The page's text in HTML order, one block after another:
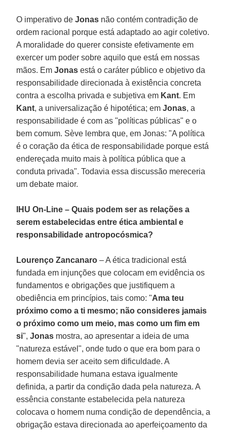
O imperativo deJonas não contém contradição de
ordem racional porque está adaptado ao agir coletivo.
A moralidade do querer consiste efetivamente em
exercer um poder sobre aquilo que está em nossas
mãos. EmJonasestá o caráter público e objetivo da
responsabilidade direcionada à existência concreta
contra a escolha privada e subjetiva em Kant. Em
Kant, a universalização é hipotética; emJonas, a
responsabilidade é com as "políticas públicas" e o
bem comum. Sève lembra que, em Jonas: "A política
é o coração da ética de responsabilidade porque está
endereçada muito mais à política pública que a
conduta privada". Todavia essa discussão mereceria
um debate maior.
IHU On-Line – Quais podem ser as relações a
serem estabelecidas entre ética ambiental e
responsabilidade antropocósmica?
Lourenço Zancanaro– A ética tradicional está
fundada em injunções que colocam em evidência os
fundamentos e obrigações que justifiquem a
obediência em princípios, tais como: "Ama teu
próximo como a ti mesmo; não consideres jamais
o próximo como um meio, mas como um fim em
si",Jonas mostra, ao apresentar a ideia de uma
"natureza estável", onde tudo o que era bom para o
homem devia ser aceito sem dificuldade. A
responsabilidade humana estava igualmente
definida, a partir da condição dada pela natureza. A
essência constante estabelecida pela natureza
colocava o homem numa condição de dependência, a
obrigação estava direcionada ao aperfeiçoamento da